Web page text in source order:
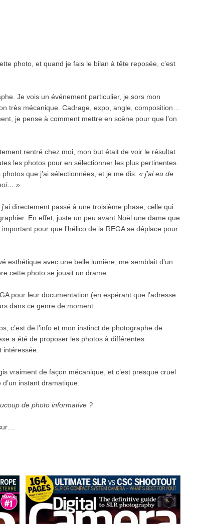
photo, et quand je fais le bilan à tête reposée, c’est
Je vois un événement particulier, je sors mon
très mécanique. Cadrage, expo, angle, composition…
je pense à comment mettre en scène pour que l’on
rentré chez moi, mon but était de voir le résultat
les photos pour en sélectionner les plus pertinentes.
que j’ai sélectionnées, et je me dis: « j’ai eu de
».
directement passé à une troisième phase, celle qui
En effet, juste un peu avant Noël une dame que
pour que l’hélico de la REGA se déplace pour
esthétique avec une belle lumière, me semblait d’un
cette photo se jouait un drame.
pour leur documentation (en espérant que l’adresse
dans ce genre de moment.
c’est de l’info et mon instinct de photographe de
a été de proposer les photos à différentes
intéressée.
vraiment de façon mécanique, et c’est presque cruel
instant dramatique.
de photo informative ?